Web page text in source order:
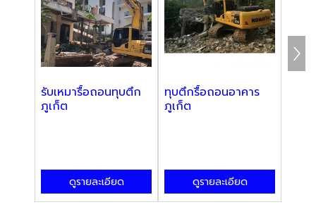
รับเหมารื้อถอนทุบตึก
ภูเก็ต
ดูรายละเอียด
ทุบตึกรื้อถอนอาคาร
ภูเก็ต
ดูรายละเอียด